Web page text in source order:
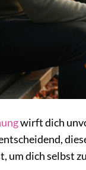
wirft dich
dich selbst